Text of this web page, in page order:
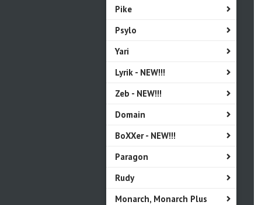
Pike
Psylo
Yari
Lyrik - NEW!!!
Zeb - NEW!!!
Domain
BoXXer - NEW!!!
Paragon
Rudy
Monarch, Monarch Plus